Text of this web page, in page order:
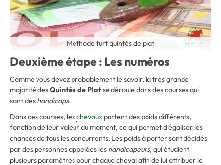
Méthode turf quintés de plat
Deuxième étape : Les numéros
Comme vous devez probablement le savoir, la très grande
majorité desQuintés de Platse déroule dans des courses qui
sont des handicaps.
Dans ces courses, leschevaux portent des poids différents,
fonction de leur valeur du moment, ce qui permet d'égaliser les
chances de tous les concurrents. Les poids à porter sont décidés
par des personnes appelées les handicapeurs, qui étudient
plusieurs paramètres pour chaque cheval afin de lui attribuer le